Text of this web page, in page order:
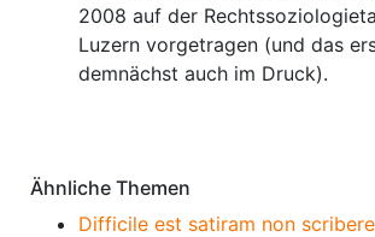
2008 auf der
Luzern vorgetragen (und das
demnächst auch im Druck).
Ähnliche Themen
Difficile est satiram non scribere